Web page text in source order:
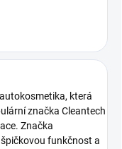
která
značka Cleantech
Značka
funkčnost a